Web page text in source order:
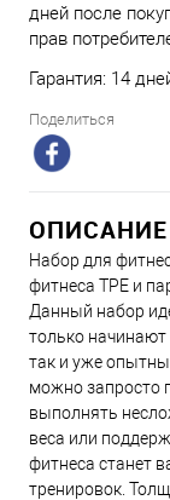
дней после
прав
Гарантия: 14
Поделиться
Набор для
фитнеса TPE и
Данный набор
только начинают
так и уже
можно запросто
выполнять
веса или
фитнеса станет
тренировок.